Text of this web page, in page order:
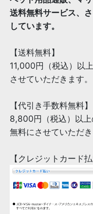
送料無料サービス、
しています。
【送料無料】
11,000円（税込）以
させていただきます。
【代引き手数料無料】
8,800円（税込）以
無料にさせていただき
【クレジットカード払